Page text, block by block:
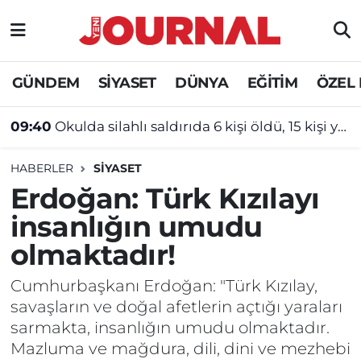
GÜNDEM SİYASET DÜNYA EĞİTİM ÖZEL
09:40 Okulda silahlı saldırıda 6 kişi öldü, 15 kişi yaralandı
HABERLER SİYASET
Erdoğan: Türk Kızılayı
insanlığın umudu
olmaktadır!
Cumhurbaşkanı Erdoğan: "Türk Kızılay,
savaşların ve doğal afetlerin açtığı yaraları
sarmakta, insanlığın umudu olmaktadır.
Mazluma ve mağdura, dili, dini ve mezhebi
GÜNDEM
SİYASET
DÜNYA
EĞİTİM
ÖZEL HABER
Nöbetçi Eczaneler
Hava Durumu
Süper Lig Puan Durumu ve Fikstür
Tüm Manşetler
Son Dakika Haberleri
Haber Arşivi